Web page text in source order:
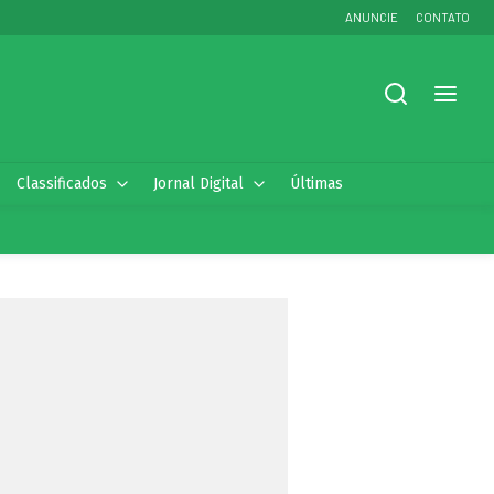
ANUNCIE CONTATO
Classificados Jornal Digital Últimas